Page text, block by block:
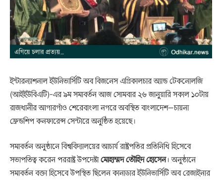
ইন্টারন্যাশনাল ইউনিভার্সিটি অব বিজনেস এগ্রিকালচার অ্যান্ড টেকনোলজি
(আইইউবিএটি)-এর ৯ম সমাবর্তন আজ সোমবার ২৬ জানুয়ারি সকাল ১০টায়
রাজধানীর আগারগাঁও শেরেবাংলা নগরে অবস্থিত বাংলাদেশ–চায়না
ফ্রেন্ডশিপ কনফারেন্স সেন্টারে অনুষ্ঠিত হয়েছে।
সমাবর্তন অনুষ্ঠানে বিশ্ববিদ্যালয়ের আচার্য রাষ্ট্রপতির প্রতিনিধি হিসেবে
সভাপতিত্ব করেন পররাষ্ট্র উপদেষ্টামোহাম্মদতৌহিদহোসেন। অনুষ্ঠানে
সমাবর্তন বক্তা হিসেবে উপস্থিত ছিলেন কানাডার ইউনিভার্সিটি অব রেজাইনার